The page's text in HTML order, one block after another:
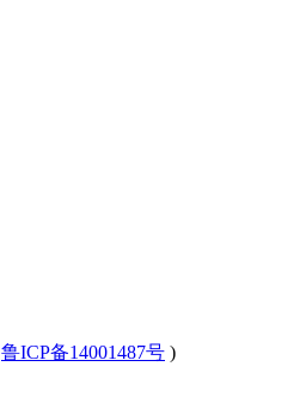
鲁ICP备14001487号 )